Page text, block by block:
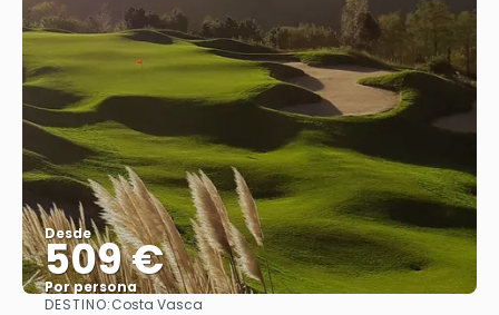
Desde
509 €
Por persona
DESTINO:Costa Vasca